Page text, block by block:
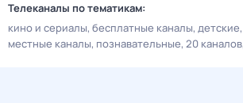
Телеканалы по тематикам:
кино и сериалы бесплатные каналы детские
местные каналы познавательные 20 каналов